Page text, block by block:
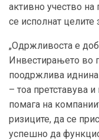
активно учество
се исполнат целите
„Одржливоста е
Инвестирањето во
поодржлива
– тоа претставува
помага на
ризиците, да се
успешно да